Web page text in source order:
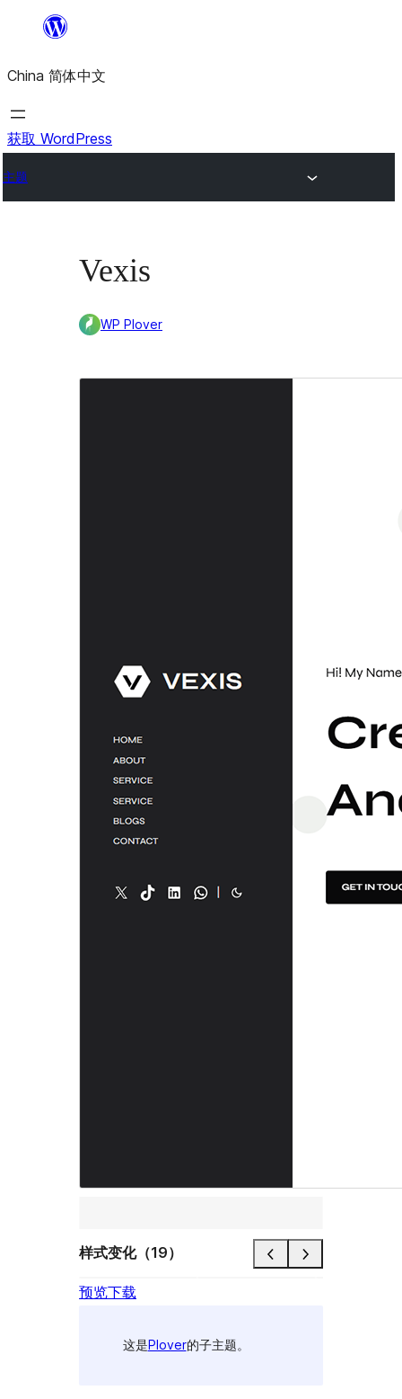
内
容
China 简体中文
获取 WordPress
主题
Vexis
WP Plover
样式变化（19）
预览下载
这是Plover的子主题。